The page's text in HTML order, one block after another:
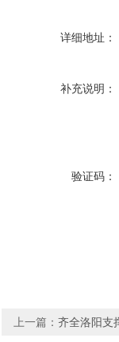
详细地址：
补充说明：
验证码：
上一篇： 齐全洛阳支